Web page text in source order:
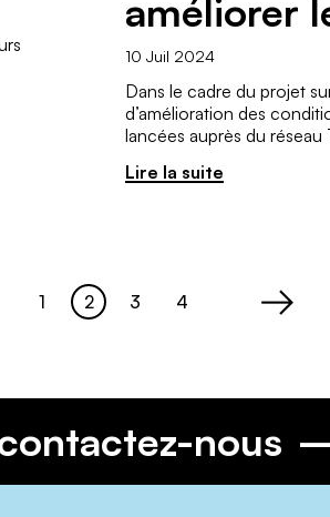
améliorer
10 Juil 2024
Dans le cadre du projet
d’amélioration des
lancées auprès du
Lire la suite
Page
1 Page
2 Page
3 Page
4
contactez-nous